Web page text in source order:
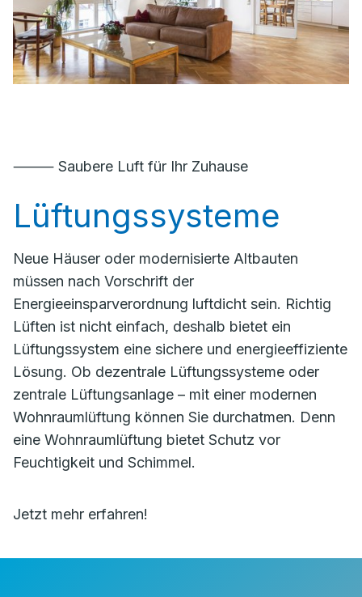
⸻ Saubere Luft für Ihr Zuhause
Lüftungssysteme
Neue Häuser oder modernisierte Altbauten
müssen nach Vorschrift der
Energieeinsparverordnung luftdicht sein. Richtig
Lüften ist nicht einfach, deshalb bietet ein
Lüftungssystem eine sichere und energieeffiziente
Lösung. Ob dezentrale Lüftungssysteme oder
zentrale Lüftungsanlage – mit einer modernen
Wohnraumlüftung können Sie durchatmen. Denn
eine Wohnraumlüftung bietet Schutz vor
Feuchtigkeit und Schimmel.
Jetzt mehr erfahren!